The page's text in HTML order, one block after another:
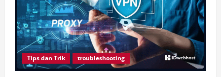
Tips dan Trik troubleshooting